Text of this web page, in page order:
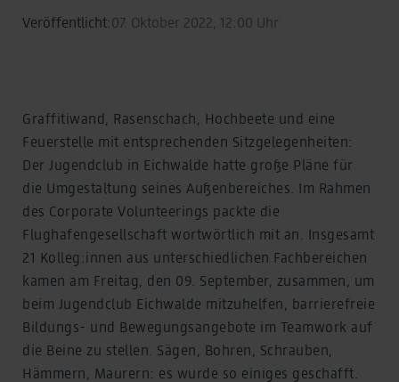
Veröffentlicht:07. Oktober 2022, 12:00 Uhr
Graffitiwand, Rasenschach, Hochbeete und eine
Feuerstelle mit entsprechenden Sitzgelegenheiten:
Der Jugendclub in Eichwalde hatte große Pläne für
die Umgestaltung seines Außenbereiches. Im Rahmen
des Corporate Volunteerings packte die
Flughafengesellschaft wortwörtlich mit an. Insgesamt
21 Kolleg:innen aus unterschiedlichen Fachbereichen
kamen am Freitag, den 09. September, zusammen, um
beim Jugendclub Eichwalde mitzuhelfen, barrierefreie
Bildungs- und Bewegungsangebote im Teamwork auf
die Beine zu stellen. Sägen, Bohren, Schrauben,
Hämmern, Maurern: es wurde so einiges geschafft.